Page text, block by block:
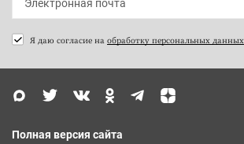
Я даю согласие на обработку персональных данных
Полная версия сайта